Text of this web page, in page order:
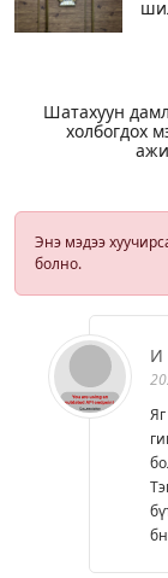
Шатахуун
холбогдох
Энэ мэдээ
болно.
И